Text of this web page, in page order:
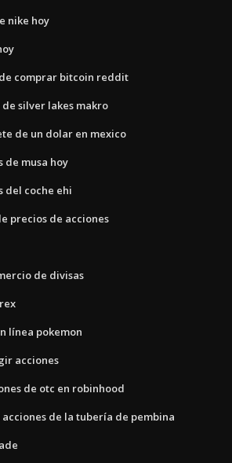
nike hoy
comprar bitcoin reddit
silver lakes makro
de un dolar en mexico
de musa hoy
del coche ehi
precios de acciones
de divisas
línea pokemon
acciones
de otc en robinhood
de la tubería de pembina